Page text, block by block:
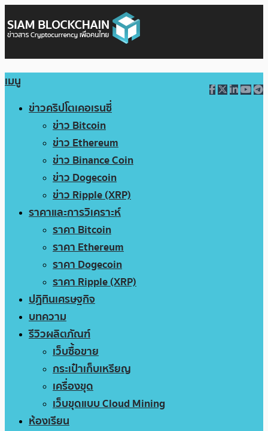
เมนู
ข่าวคริปโตเคอเรนซี่
ข่าว Bitcoin
ข่าว Ethereum
ข่าว Binance Coin
ข่าว Dogecoin
ข่าว Ripple (XRP)
ราคาและการวิเคราะห์
ราคา Bitcoin
ราคา Ethereum
ราคา Dogecoin
ราคา Ripple (XRP)
ปฏิทินเศรษฐกิจ
บทความ
รีวิวผลิตภัณฑ์
เว็บซื้อขาย
กระเป๋าเก็บเหรียญ
เครื่องขุด
เว็บขุดแบบ Cloud Mining
ห้องเรียน